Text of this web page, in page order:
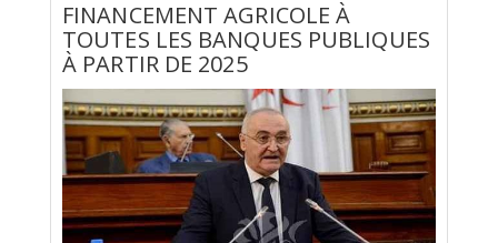
FINANCEMENT AGRICOLE À
TOUTES LES BANQUES PUBLIQUES
À PARTIR DE 2025